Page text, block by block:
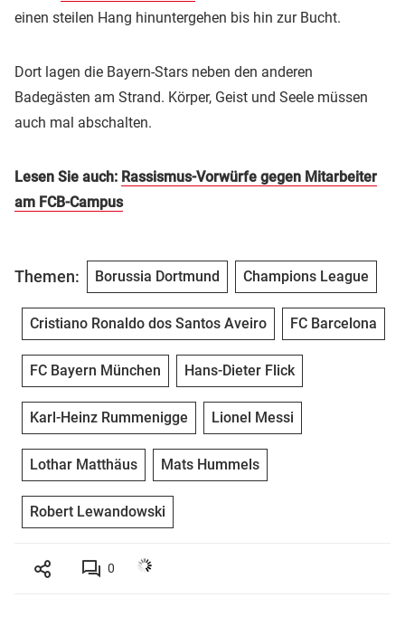
einen steilen Hang hinuntergehen bis hin zur Bucht.
Dort lagen die Bayern-Stars neben den anderen
Badegästen am Strand. Körper, Geist und Seele müssen
auch mal abschalten.
Lesen Sie auch: Rassismus-Vorwürfe gegen Mitarbeiter
am FCB-Campus
Themen: Borussia Dortmund Champions League
Cristiano Ronaldo dos Santos Aveiro FC Barcelona
FC Bayern München Hans-Dieter Flick
Karl-Heinz Rummenigge Lionel Messi
Lothar Matthäus Mats Hummels
Robert Lewandowski
0